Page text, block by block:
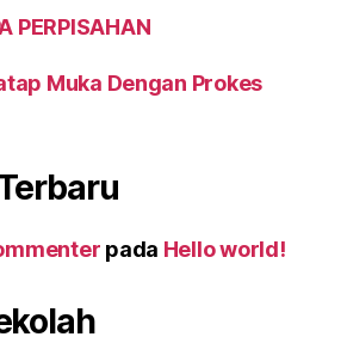
PERPISAHAN
Muka Dengan Prokes
pada Hello world!